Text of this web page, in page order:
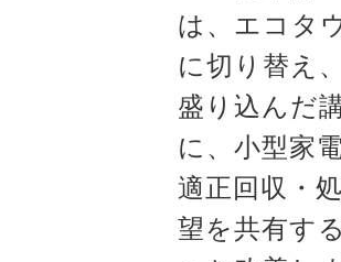
は、エコタ
に切り替え
盛り込んだ
に、小型家
適正回収・
望を共有す